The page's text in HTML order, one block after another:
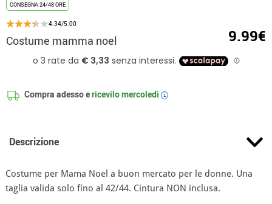
CONSEGNA 24/48 ORE
4.34/5.00
Costume mamma noel 9.99€
Compra adesso ericevilomercoledì i
Descrizione
Costume per Mama Noel a buon mercato per le donne. Una
taglia valida solo fino al 42/44. Cintura NON inclusa.